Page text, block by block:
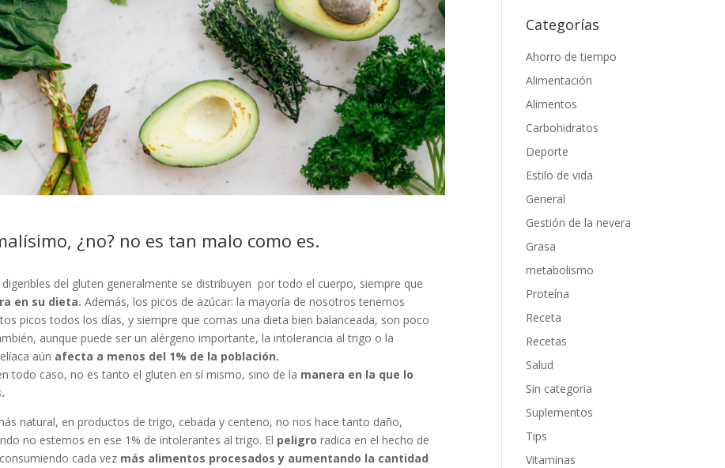
¿no? no es tan malo como es.
del gluten generalmente se distribuyen por todo el cuerpo, siempre que
en su dieta. Además, los picos de azúcar: la mayoría de nosotros tenemos
picos todos los días, y siempre que comas una dieta bien balanceada, son poco
aunque puede ser un alérgeno importante, la intolerancia al trigo o la
aún afecta a menos del 1% de la población.
todo caso, no es tanto el gluten en sí mismo, sino de la manera en la que lo
natural, en productos de trigo, cebada y centeno, no nos hace tanto daño,
no estemos en ese 1% de intolerantes al trigo. El peligro radica en el hecho de
cada vez más alimentos procesados y aumentando la cantidad
Categorías
Ahorro de tiempo
Alimentación
Alimentos
Carbohidratos
Deporte
Estilo de vida
General
Gestión de la nevera
Grasa
metabolismo
Proteína
Receta
Recetas
Salud
Sin categoria
Suplementos
Tips
Vitaminas